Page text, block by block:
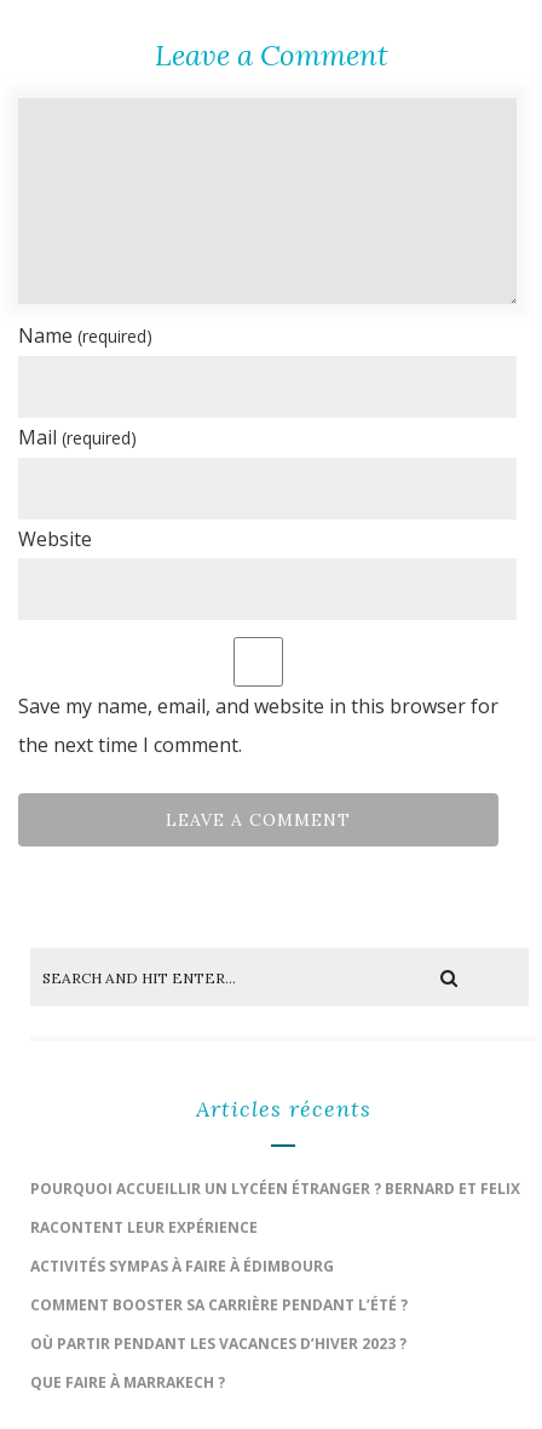
Leave a Comment
Name (required)
Mail (required)
Website
Save my name, email, and website in this browser for
the next time I comment.
Articles récents
POURQUOI ACCUEILLIR UN LYCÉEN ÉTRANGER ? BERNARD ET FELIX
RACONTENT LEUR EXPÉRIENCE
ACTIVITÉS SYMPAS À FAIRE À ÉDIMBOURG
COMMENT BOOSTER SA CARRIÈRE PENDANT L’ÉTÉ ?
OÙ PARTIR PENDANT LES VACANCES D’HIVER 2023 ?
QUE FAIRE À MARRAKECH ?